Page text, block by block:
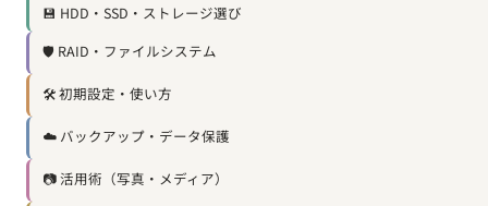
💾 HDD・SSD・ストレージ選び
🛡️ RAID・ファイルシステム
🛠️ 初期設定・使い方
☁️ バックアップ・データ保護
📷 活用術（写真・メディア）